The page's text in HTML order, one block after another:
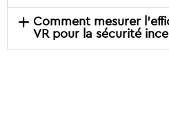
Comment mesurer
VR pour la sécurité